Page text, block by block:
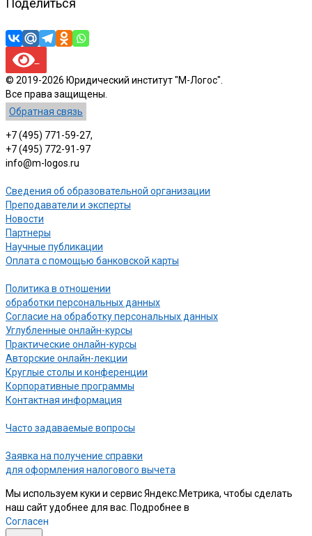
Поделиться
© 2019-2026 Юридический институт "М-Логос".
Все права защищены.
Обратная связь
+7 (495) 771-59-27,
+7 (495) 772-91-97
info@m-logos.ru
Сведения об образовательной организации
Преподаватели и эксперты
Новости
Партнеры
Научные публикации
Оплата с помощью банковской карты
Политика в отношении
обработки персональных данных
Согласие на обработку персональных данных
Углубленные онлайн-курсы
Практические онлайн-курсы
Авторские онлайн-лекции
Круглые столы и конференции
Корпоративные программы
Контактная информация
Часто задаваемые вопросы
Заявка на получение справки
для оформления налогового вычета
Мы используем куки и сервис Яндекс.Метрика, чтобы сделать
наш сайт удобнее для вас. Подробнее в
Согласен